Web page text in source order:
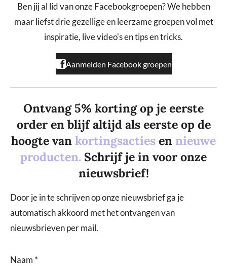
b
o
k
a
r
a
o
Ben jij al lid van onze Facebookgroepen? We hebben
maar liefst drie gezellige en leerzame groepen vol met
inspiratie, live video's en tips en tricks.
Aanmelden Facebook groepen
Ontvang 5% korting op je eerste
order en blijf altijd als eerste op de
hoogte van kortingsacties en nieuwe
producten. Schrijf je in voor onze
nieuwsbrief!
Door je in te schrijven op onze nieuwsbrief ga je
automatisch akkoord met het ontvangen van
nieuwsbrieven per mail.
Naam *